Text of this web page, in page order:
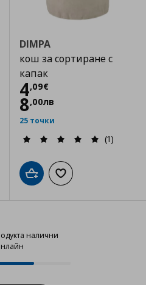
с любими
DIMPA
кош за сортиране с
капак
4,09€
Цена
8,00лв
25 точки
(1)
Добави в кошницата
Добави към
налични
12 от 17 продукта налични